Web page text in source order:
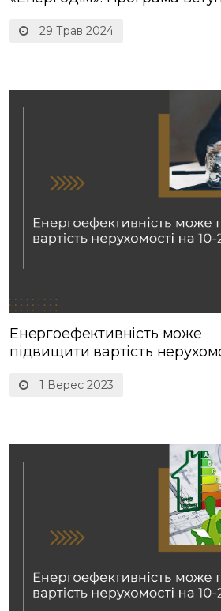
29 Трав 2024
1 Верес 2023
Енергоефективність може
підвищити вартість